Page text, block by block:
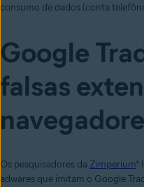
consumo de dados (conta
Google
falsas
Os pesquisadores da Zimperium*
adwares que imitam o Google